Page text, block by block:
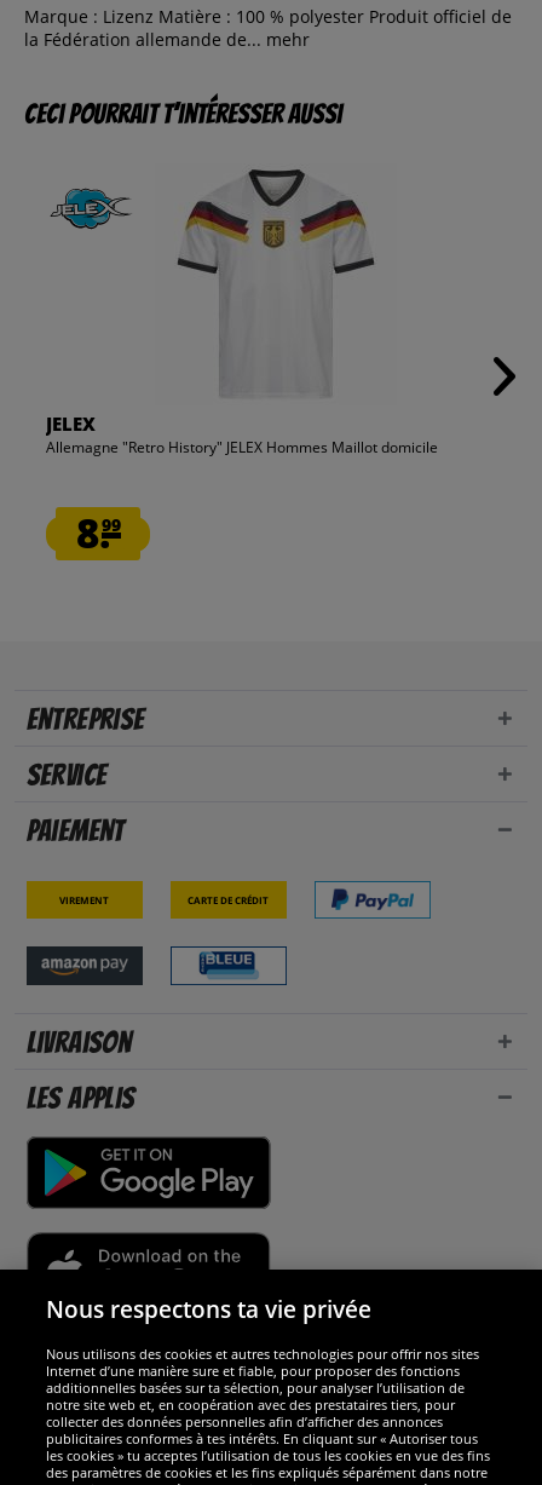
Marque : Lizenz Matière : 100 % polyester Produit officiel de
la Fédération allemande de... mehr
Ceci pourrait t’intéresser aussi
JELEX
Allemagne "Retro History" JELEX Hommes Maillot domicile
8.99
Entreprise
Service
Paiement
Virement Carte de crédit
Livraison
Les applis
Sécurité
Nous sommes excellents
Nous respectons ta vie privée
Nous utilisons des cookies et autres technologies pour offrir nos sites
Internet d’une manière sure et fiable, pour proposer des fonctions
additionnelles basées sur ta sélection, pour analyser l’utilisation de
notre site web et, en coopération avec des prestataires tiers, pour
collecter des données personnelles afin d’afficher des annonces
publicitaires conformes à tes intérêts. En cliquant sur « Autoriser tous
les cookies » tu acceptes l’utilisation de tous les cookies en vue des fins
des paramètres de cookies et les fins expliqués séparément dans notre